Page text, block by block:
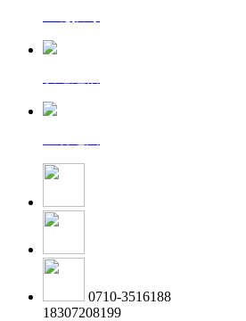
0710-3516188
18307208199